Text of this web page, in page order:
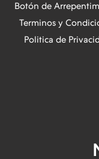
Botón de
Terminos y
Politica de